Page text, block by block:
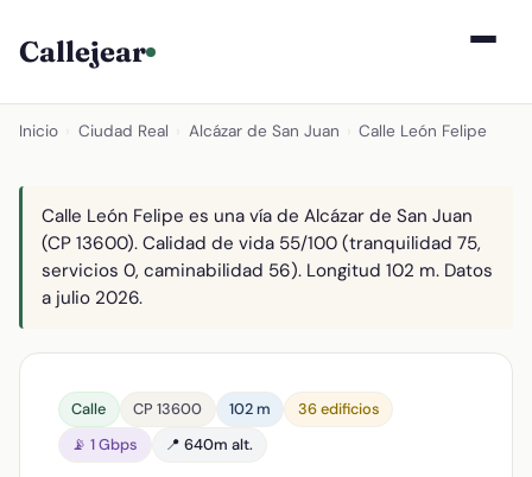
Callejear
Inicio Ciudad Real Alcázar de San Juan Calle León Felipe
Calle León Felipe es una vía de Alcázar de San Juan
(CP 13600). Calidad de vida 55/100 (tranquilidad 75,
servicios 0, caminabilidad 56). Longitud 102 m. Datos
a julio 2026.
Calle CP 13600 102 m
36 edificios
📡 1 Gbps
📍 640m alt.